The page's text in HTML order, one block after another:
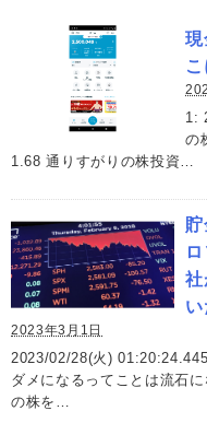
現
1:
の
1.68 通りすがりの株投資…
社
い
2023年3月1日
2023/02/28(火)
ダメになるってことは流石
の株を…